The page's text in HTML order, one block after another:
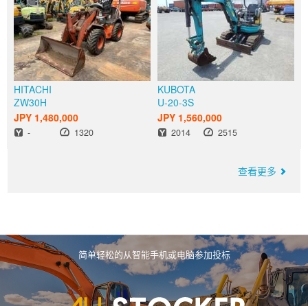
HITACHI
ZW30H
JPY 1,480,000
出厂年份
- 小时
1320
KUBOTA
U-20-3S
JPY 1,560,000
出厂年份
2014 小时
2515
查看更多
简单轻松的从智能手机或电脑参加投标